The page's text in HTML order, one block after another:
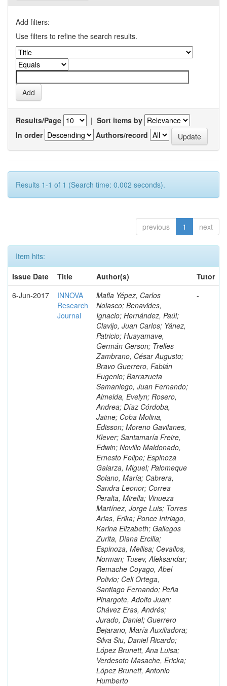
Add filters:
Use filters to refine the search results.
Results/Page | Sort items by
In order
Authors/record
Results 1-1 of 1 (Search time: 0.002 seconds).
previous 1 next
Item hits:
Issue Date
Title Author(s)
Tutor
6-Jun-2017
INNOVA
Research
Journal
Mafla Yépez, Carlos
Nolasco; Benavides,
Ignacio; Hernández, Paúl;
Clavijo, Juan Carlos; Yánez,
Patricio; Huayamave,
Germán Gerson; Trelles
Zambrano, César Augusto;
Bravo Guerrero, Fabián
Eugenio; Barrazueta
Samaniego, Juan Fernando;
Almeida, Evelyn; Rosero,
Andrea; Díaz Córdoba,
Jaime; Coba Molina,
Edisson; Moreno Gavilanes,
Klever; Santamaría Freire,
Edwin; Novillo Maldonado,
Ernesto Felipe; Espinoza
Galarza, Miguel; Palomeque
Solano, María; Cabrera,
Sandra Leonor; Correa
Peralta, Mirella; Vinueza
Martínez, Jorge Luis; Torres
Arias, Erika; Ponce Intriago,
Karina Elizabeth; Gallegos
Zurita, Diana Ercilia;
Espinoza, Mellisa; Cevallos,
Norman; Tusev, Aleksandar;
Remache Coyago, Abel
Polivio; Celi Ortega,
Santiago Fernando; Peña
Pinargote, Adolfo Juan;
Chávez Eras, Andrés;
Jurado, Daniel; Guerrero
Bejarano, María Auxiliadora;
Silva Siu, Daniel Ricardo;
López Brunett, Ana Luisa;
Verdesoto Masache, Ericka;
López Brunett, Antonio
Humberto
-